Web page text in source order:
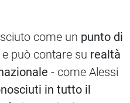
come un punto di
e può contare su realtà
- come Alessi
in tutto il